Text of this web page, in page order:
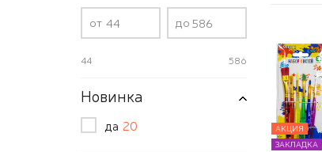
от до
44 586
Новинка
да 20
АКЦИЯ
ЗАКЛАДКА